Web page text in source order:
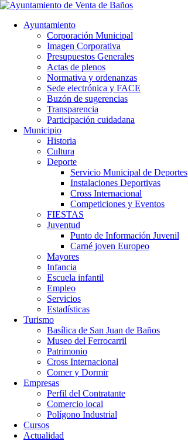
Ayuntamiento
Corporación Municipal
Imagen Corporativa
Presupuestos Generales
Actas de plenos
Normativa y ordenanzas
Sede electrónica y FACE
Buzón de sugerencias
Transparencia
Participación cuidadana
Municipio
Historia
Cultura
Deporte
Servicio Municipal de Deportes
Instalaciones Deportivas
Cross Internacional
Competiciones y Eventos
FIESTAS
Juventud
Punto de Información Juvenil
Carné joven Europeo
Mayores
Infancia
Escuela infantil
Empleo
Servicios
Estadísticas
Turismo
Basílica de San Juan de Baños
Museo del Ferrocarril
Patrimonio
Cross Internacional
Comer y Dormir
Empresas
Perfil del Contratante
Comercio local
Polígono Industrial
Cursos
Actualidad